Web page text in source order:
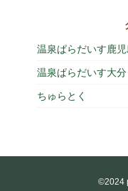
温泉ぱらだいす鹿児
温泉ぱらだいす大分
ちゅらとく
©2024